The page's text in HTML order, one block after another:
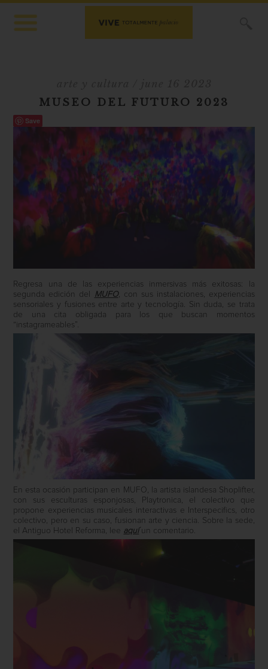
MUSEO DEL FUTURO 2023
Save
Regresa una de las experiencias inmersivas más exitosas: la
segunda edición del
MUFO, con sus instalaciones, experiencias
sensoriales y fusiones entre arte y tecnología. Sin duda, se trata
de una cita obligada para los que buscan momentos
“instagrameables”.
En esta ocasión participan en MUFO, la artista islandesa Shoplifter,
con sus esculturas esponjosas, Playtronica, el colectivo que
propone experiencias musicales interactivas e Interspecifics, otro
colectivo, pero en su caso, fusionan arte y ciencia. Sobre la sede,
el Antiguo Hotel Reforma, lee aquíun comentario.